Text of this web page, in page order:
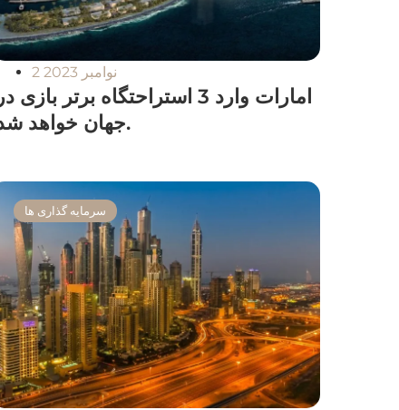
2 نوامبر 2023
امارات وارد 3 استراحتگاه برتر بازی در
جهان خواهد شد.
سرمایه گذاری ها